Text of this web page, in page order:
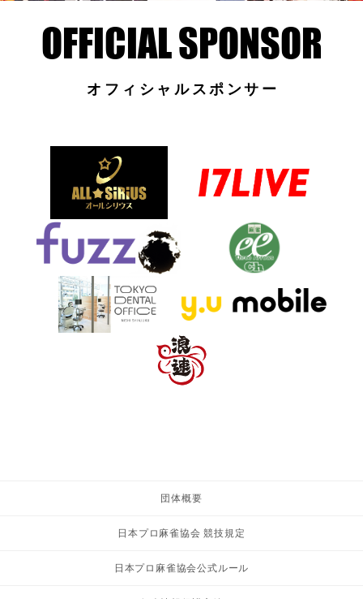
オフィシャルスポンサー
団体概要
日本プロ麻雀協会 競技規定
日本プロ麻雀協会公式ルール